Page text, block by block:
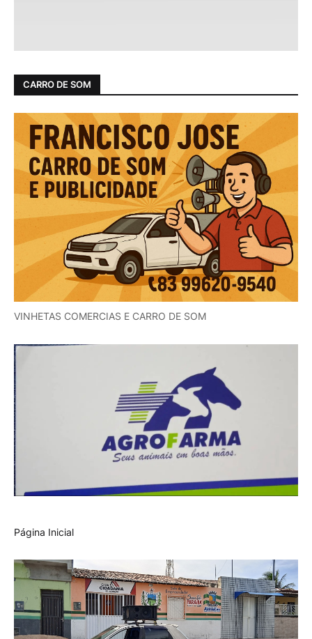
CARRO DE SOM
VINHETAS COMERCIAS E CARRO DE SOM
Página Inicial